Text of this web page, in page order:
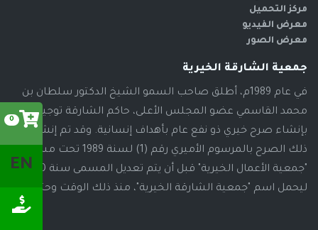
0
EN
مركز التحميل
معرض الفيديو
معرض الصور
جمعية الشارقة الخيرية
في عام 1989م، أطلق صاحب السمو الشيخ الدكتور سلطان بن
محمد القاسمي عضو المجلس الأعلى، حاكم الشارقة توجيهاته
بإنشاء صرح خيري ذو نفع عام بأهداف إنسانية. وقد تم إنشاء
ذلك الصرح بالمرسوم الأميري رقم (1) لسنة 1989 تحت مسمى
"جمعية الأعمال الخيرية" قبل أن يتم تعديل المسمى سنة 2000م،
ليحمل اسم "جمعية الشارقة الخيرية"، منذ ذلك الوقت وحتى الآن